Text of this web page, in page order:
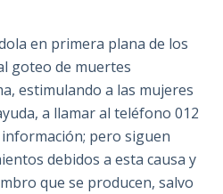
en primera plana de los
goteo de muertes
estimulando a las mujeres
a llamar al teléfono 012
pero siguen
debidos a esta causa y
que se producen, salvo